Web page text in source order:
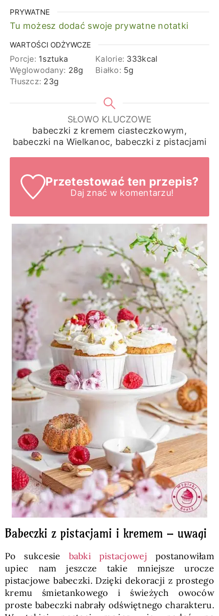
PRYWATNE
Tu możesz dodać swoje prywatne notatki
WARTOŚCI ODŻYWCZE
Porcje: 1sztuka Kalorie: 333kcal
Węglowodany: 28g Białko: 5g
Tłuszcz: 23g
SŁOWO KLUCZOWE
babeczki z kremem ciasteczkowym,
babeczki na Wielkanoc, babeczki z pistacjami
Przetestować ten przepis?
Daj znać w komentarzu!
Babeczki z pistacjami i kremem – uwagi
Po sukcesie babki pistacjowej postanowiłam
upiec nam jeszcze takie mniejsze urocze
pistacjowe babeczki. Dzięki dekoracji z prostego
kremu śmietankowego i świeżych owoców
proste babeczki nabrały odświętnego charakteru.